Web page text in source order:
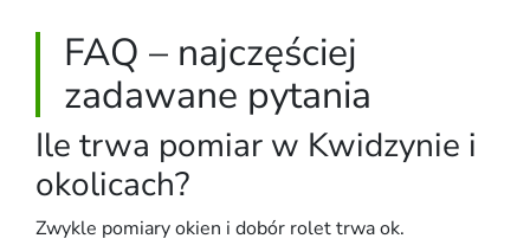
FAQ – najczęściej
zadawane pytania
Ile trwa pomiar w Kwidzynie i
okolicach?
Zwykle pomiary okien i dobór rolet trwa ok.